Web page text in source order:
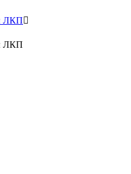
ЛКП
ЛКП